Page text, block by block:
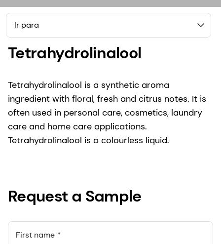
Ir para
Tetrahydrolinalool
Tetrahydrolinalool is a synthetic aroma
ingredient with floral, fresh and citrus notes. It is
often used in personal care, cosmetics, laundry
care and home care applications.
Tetrahydrolinalool is a colourless liquid.
Request a Sample
First name